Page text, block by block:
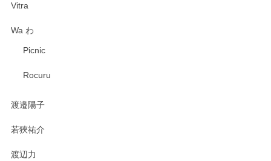
Vitra
Wa わ
Picnic
Rocuru
渡邉陽子
若狹祐介
渡辺力